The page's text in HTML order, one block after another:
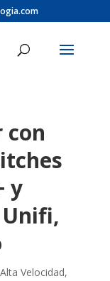
con
y
Velocidad,